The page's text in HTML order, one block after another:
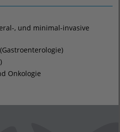
, und minimal-invasive
Onkologie